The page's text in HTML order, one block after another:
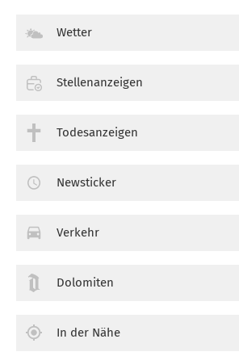
Wetter
Stellenanzeigen
Todesanzeigen
Newsticker
Verkehr
Dolomiten
In der Nähe